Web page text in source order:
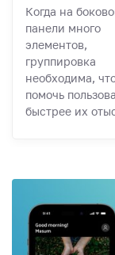
Когда на
панели много
элементов,
группировка
необходима,
помочь
быстрее их